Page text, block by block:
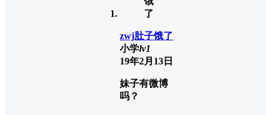
zwj肚子饿了
小学lv1
19年2月13日
妹子有微博
吗？